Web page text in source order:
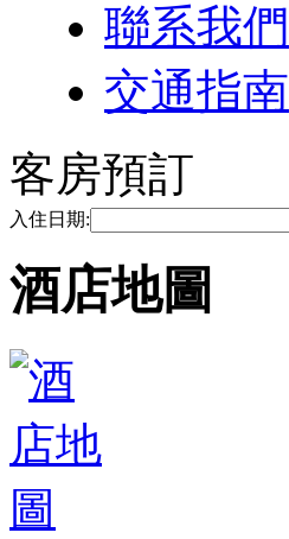
聯系我們
交通指南
客房預訂
入住日期:
酒店地圖